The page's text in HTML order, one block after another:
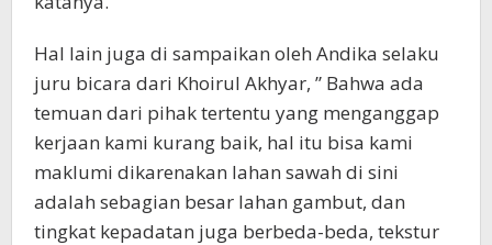
Hal lain juga di sampaikan oleh Andika selaku
juru bicara dari Khoirul Akhyar, ” Bahwa ada
temuan dari pihak tertentu yang menganggap
kerjaan kami kurang baik, hal itu bisa kami
maklumi dikarenakan lahan sawah di sini
adalah sebagian besar lahan gambut, dan
tingkat kepadatan juga berbeda-beda, tekstur